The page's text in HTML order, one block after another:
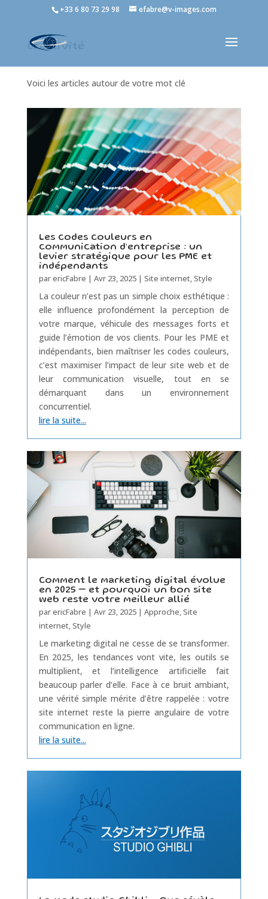
+33 6 80 73 29 98 efabre@v-images.com
créativité
Voici les articles autour de votre mot clé
Les codes couleurs en
communication d’entreprise : un
levier stratégique pour les PME et
indépendants
parericFabre | Avr 23, 2025| Site internet,Style
La couleur n’est pas un simple choix esthétique :
elle influence profondément la perception de
votre marque, véhicule des messages forts et
guide l’émotion de vos clients. Pour les PME et
indépendants, bien maîtriser les codes couleurs,
c’est maximiser l’impact de leur site web et de
leur communication visuelle, tout en se
démarquant dans un environnement
concurrentiel.
lire la suite...
Comment le marketing digital évolue
en 2025 — et pourquoi un bon site
web reste votre meilleur allié
parericFabre | Avr 23, 2025| Approche,Site
internet,Style
Le marketing digital ne cesse de se transformer.
En 2025, les tendances vont vite, les outils se
multiplient, et l’intelligence artificielle fait
beaucoup parler d’elle. Face à ce bruit ambiant,
une vérité simple mérite d’être rappelée : votre
site internet reste la pierre angulaire de votre
communication en ligne.
lire la suite...